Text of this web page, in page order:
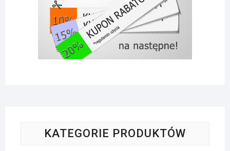
KATEGORIE PRODUKTÓW